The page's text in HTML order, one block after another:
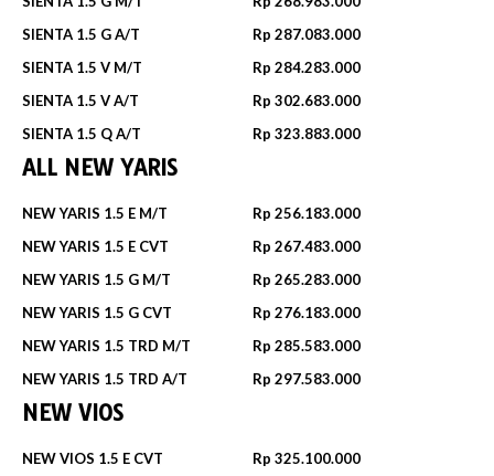
SIENTA 1.5 G A/T
Rp 287.083.000
SIENTA 1.5 V M/T
Rp 284.283.000
SIENTA 1.5 V A/T
Rp 302.683.000
SIENTA 1.5 Q A/T
Rp 323.883.000
ALL NEW YARIS
NEW YARIS 1.5 E M/T
Rp 256.183.000
NEW YARIS 1.5 E CVT
Rp 267.483.000
NEW YARIS 1.5 G M/T
Rp 265.283.000
NEW YARIS 1.5 G CVT
Rp 276.183.000
NEW YARIS 1.5 TRD M/T
Rp 285.583.000
NEW YARIS 1.5 TRD A/T
Rp 297.583.000
NEW VIOS
NEW VIOS 1.5 E CVT
Rp 325.100.000